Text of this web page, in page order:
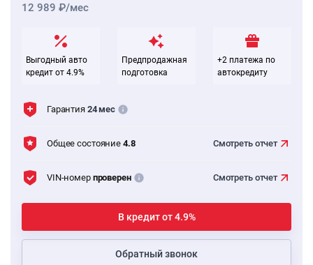
12 989 ₽/мес
Выгодный авто
кредит от 4.9%
Предпродажная
подготовка
+2 платежа по
автокредиту
Гарантия 24 мес
Общее состояние 4.8 Смотреть отчет
VIN-номер проверен Смотреть отчет
В кредит от 4.9%
Обратный звонок